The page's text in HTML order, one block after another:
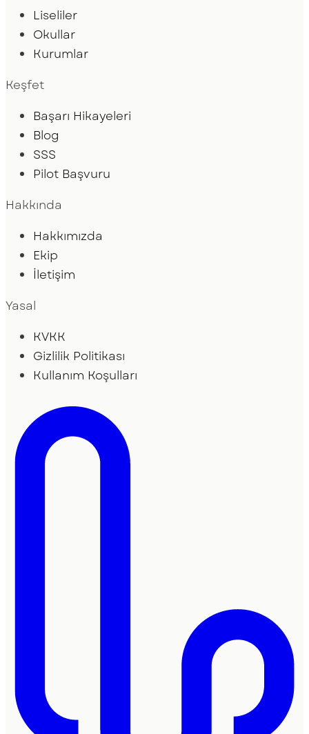
Liseliler
Okullar
Kurumlar
Keşfet
Başarı Hikayeleri
Blog
SSS
Pilot Başvuru
Hakkında
Hakkımızda
Ekip
İletişim
Yasal
KVKK
Gizlilik Politikası
Kullanım Koşulları